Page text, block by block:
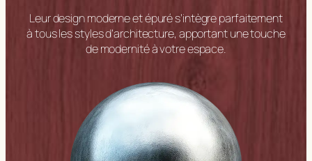
Leur design moderne et épuré s’intègre parfaitement
à tous les styles d’architecture, apportant une touche
de modernité à votre espace.